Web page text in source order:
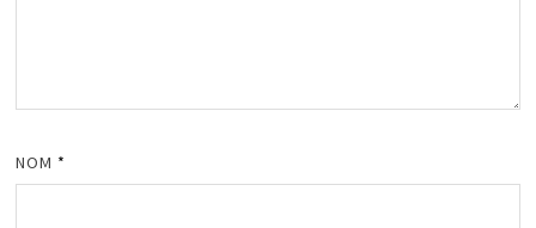
NOM *